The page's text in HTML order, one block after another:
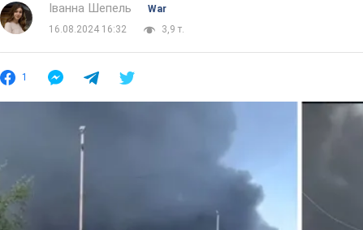
Іванна Шепель
War
16.08.2024 16:32
3,9 т.
1